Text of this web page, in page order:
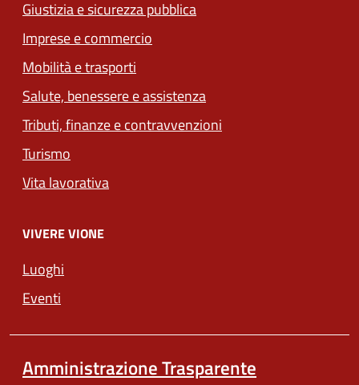
Giustizia e sicurezza pubblica
Imprese e commercio
Mobilità e trasporti
Salute, benessere e assistenza
Tributi, finanze e contravvenzioni
Turismo
Vita lavorativa
VIVERE VIONE
Luoghi
Eventi
Amministrazione Trasparente